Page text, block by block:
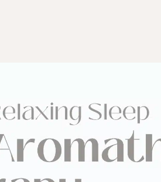
หอม
รื่องสำอาง
ผลิตภัณฑ์ดูแลในช่องปาก
ลิตภัณฑ์ดูแลจุดซ่อนเร้น
ลิตภัณฑ์ดูแลในช่องปาก
ผลิตภัณฑ์ดูแลจุดซ่อนเร้น
ลิตภัณฑ์ดูแลผิวสำหรับผู้ชาย